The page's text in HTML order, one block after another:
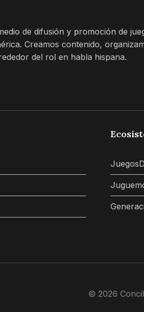
de difusión y promoción de
Creamos contenido,
del rol en habla hispana.
© 2026